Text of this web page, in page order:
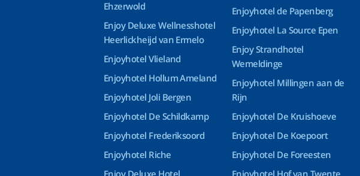
Ehzerwold
Enjoy Deluxe Wellnesshotel
Heerlickheijd van Ermelo
Enjoyhotel Vlieland
Enjoyhotel Hollum Ameland
Enjoyhotel Joli Bergen
Enjoyhotel De Schildkamp
Enjoyhotel Frederiksoord
Enjoyhotel Riche
Enjoy Deluxe Hotel
Enjoyhotel de Papenberg
Enjoyhotel La Source Epen
Enjoy Strandhotel
Wemeldinge
Enjoyhotel Millingen aan de
Rijn
Enjoyhotel De Kruishoeve
Enjoyhotel De Koepoort
Enjoyhotel De Foreesten
Enjoyhotel Hof van Twente